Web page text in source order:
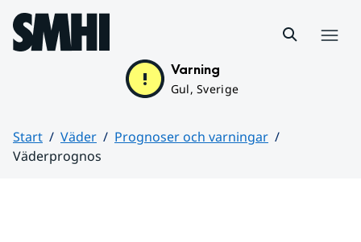
Hoppa till sidans innehåll
Varning
Gul, Sverige
Start Väder
Prognoser och varningar
Väderprognos